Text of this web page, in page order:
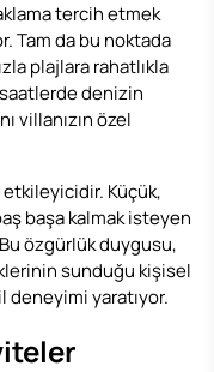
tercih etmek
Tam da bu noktada
plajlara rahatlıkla
saatlerde denizin
villanızın özel
etkileyicidir. Küçük,
başa kalmak isteyen
özgürlük duygusu,
sunduğu kişisel
yaratıyor.